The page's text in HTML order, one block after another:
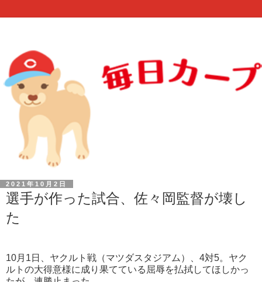
2021年10月2日
選手が作った試合、佐々岡監督が壊し
た
10月1日、ヤクルト戦（マツダスタジアム）、4対5。ヤク
ルトの大得意様に成り果てている屈辱を払拭してほしかっ